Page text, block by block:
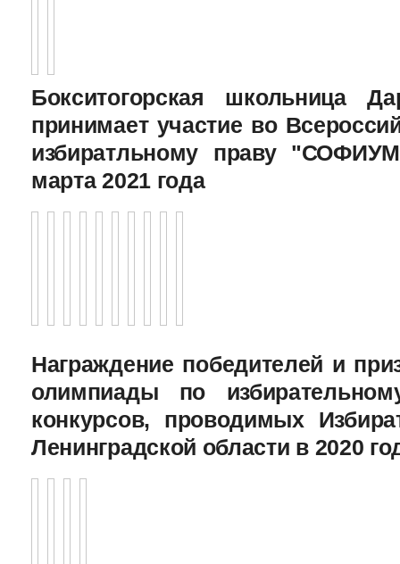
Бокситогорская школьница
принимает участие во
избиратльному праву
марта 2021 года
Награждение победителей и
олимпиады по
конкурсов, проводимых
Ленинградской области в 2020